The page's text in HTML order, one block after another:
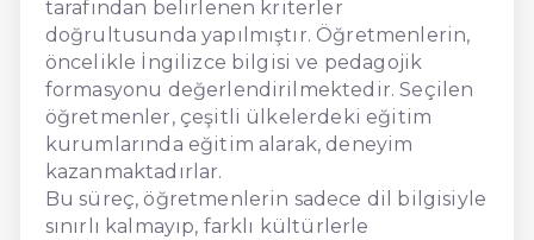
tarafından belirlenen kriterler
doğrultusunda yapılmıştır. Öğretmenlerin,
öncelikle İngilizce bilgisi ve pedagojik
formasyonu değerlendirilmektedir. Seçilen
öğretmenler, çeşitli ülkelerdeki eğitim
kurumlarında eğitim alarak, deneyim
kazanmaktadırlar.
Bu süreç, öğretmenlerin sadece dil bilgisiyle
sınırlı kalmayıp, farklı kültürlerle